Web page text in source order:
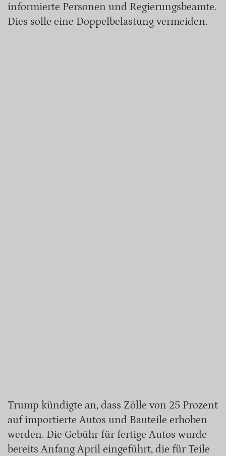
informierte Personen und Regierungsbeamte.
Dies solle eine Doppelbelastung vermeiden.
Trump kündigte an, dass Zölle von 25 Prozent
auf importierte Autos und Bauteile erhoben
werden. Die Gebühr für fertige Autos wurde
bereits Anfang April eingeführt, die für Teile